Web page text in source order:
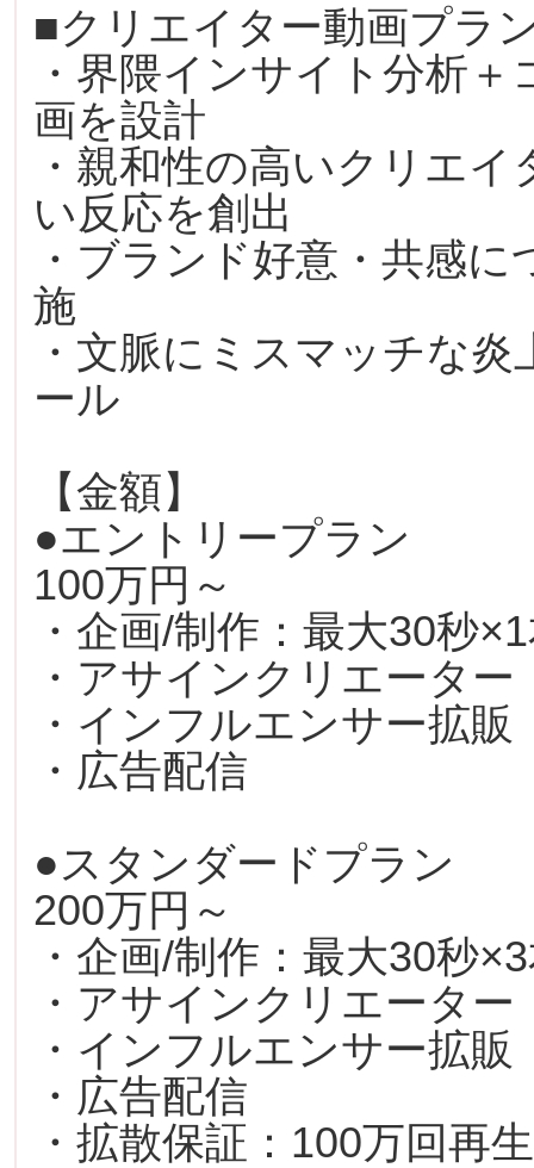
■クリエイター動画プラ
・界隈インサイト分析
画を設計
・親和性の高いクリエ
い反応を創出
・ブランド好意・共感
施
・文脈にミスマッチな
ール
【金額】
●エントリープラン
100万円～
・企画/制作：最大30秒
・アサインクリエーター
・インフルエンサー拡販
・広告配信
●スタンダードプラン
200万円～
・企画/制作：最大30秒
・アサインクリエーター
・インフルエンサー拡販
・広告配信
・拡散保証：100万回再生